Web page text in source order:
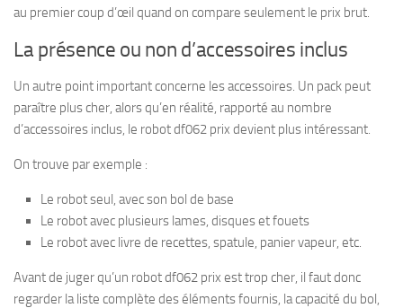
au premier coup d’œil quand on compare seulement le prix brut.
La présence ou non d’accessoires inclus
Un autre point important concerne les accessoires. Un pack peut
paraître plus cher, alors qu’en réalité, rapporté au nombre
d’accessoires inclus, le robot df062 prix devient plus intéressant.
On trouve par exemple :
Le robot seul, avec son bol de base
Le robot avec plusieurs lames, disques et fouets
Le robot avec livre de recettes, spatule, panier vapeur, etc.
Avant de juger qu’un robot df062 prix est trop cher, il faut donc
regarder la liste complète des éléments fournis, la capacité du bol,